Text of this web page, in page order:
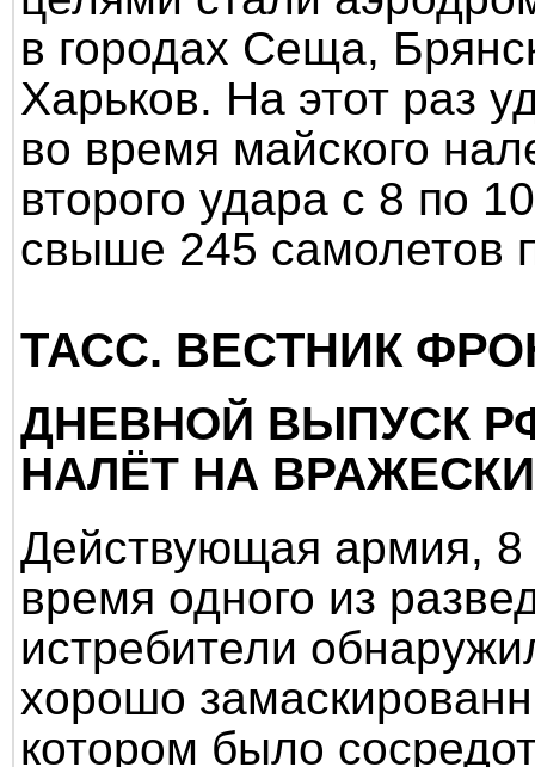
в городах Сеща,
Харьков. На этот раз
во время майского
второго удара с 8 по
свыше 245 самолетов
ТАСС. ВЕСТНИК
ДНЕВНОЙ ВЫПУСК
НАЛЁТ НА
Действующая армия,
время одного из
истребители
хорошо
котором было